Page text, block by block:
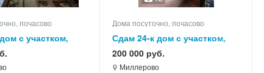
почасово
с участком,
1
Дома посуточно, почасово
Сдам 24-к дом с участком,
550.0 кв.м, этажей 3
200 000 руб.
Миллерово